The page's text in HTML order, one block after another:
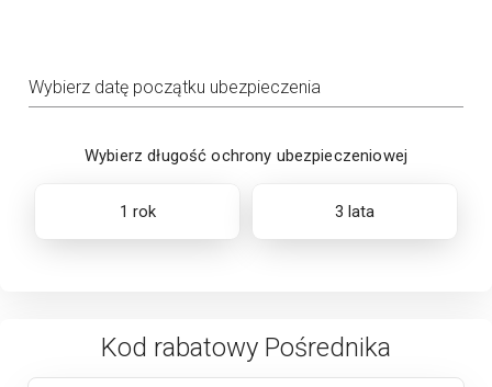
Wybierz datę początku ubezpieczenia
Wybierz długość ochrony ubezpieczeniowej
1 rok 3 lata
Kod rabatowy Pośrednika